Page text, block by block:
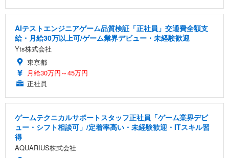
AIテストエンジニアゲーム品質検証「正社員」交通費全額支
給・月給30万以上可/ゲーム業界デビュー・未経験歓迎
Yts株式会社
東京都
月給30万円～45万円
正社員
ゲームテクニカルサポートスタッフ正社員「ゲーム業界デビ
ュー・シフト相談可」/定着率高い・未経験歓迎・ITスキル習
得
AQUARIUS株式会社